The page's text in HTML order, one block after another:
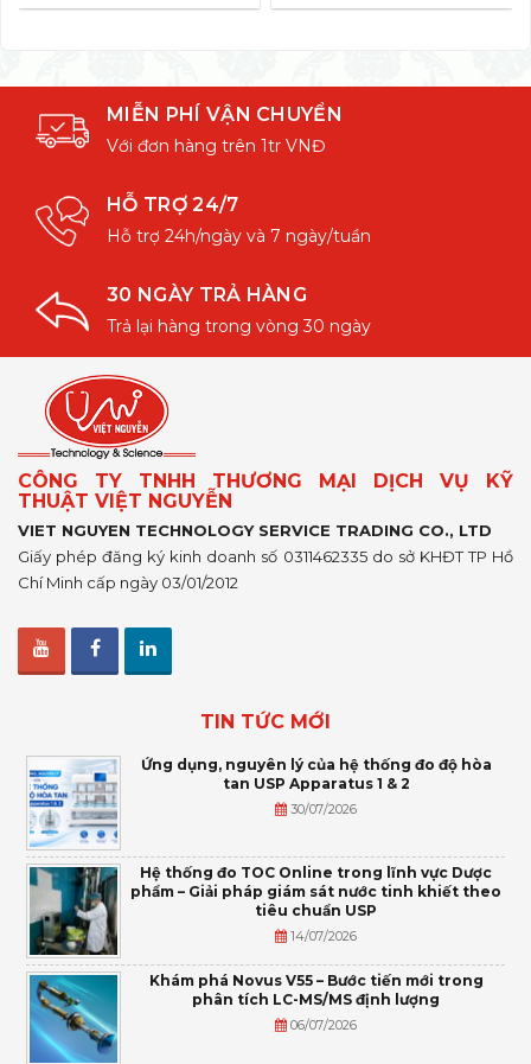
MIỄN PHÍ VẬN CHUYỂN
Với đơn hàng trên 1tr VNĐ
HỖ TRỢ 24/7
Hỗ trợ 24h/ngày và 7 ngày/tuần
30 NGÀY TRẢ HÀNG
Trả lại hàng trong vòng 30 ngày
CÔNG TY TNHH THƯƠNG MẠI DỊCH VỤ KỸ
THUẬT VIỆT NGUYỄN
VIET NGUYEN TECHNOLOGY SERVICE TRADING CO., LTD
Giấy phép đăng ký kinh doanh số 0311462335 do sở KHĐT TP Hồ
Chí Minh cấp ngày 03/01/2012
TIN TỨC MỚI
Ứng dụng, nguyên lý của hệ thống đo độ hòa
tan USP Apparatus 1 & 2
30/07/2026
Hệ thống đo TOC Online trong lĩnh vực Dược
phẩm – Giải pháp giám sát nước tinh khiết theo
tiêu chuẩn USP
14/07/2026
Khám phá Novus V55 – Bước tiến mới trong
phân tích LC-MS/MS định lượng
06/07/2026